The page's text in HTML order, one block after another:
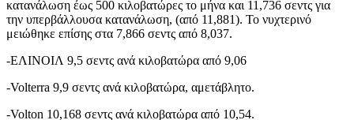
κατανάλωση έως 500 κιλοβατώρες το μήνα και 11,736 σεντς για
την υπερβάλλουσα κατανάλωση, (από 11,881). Το νυχτερινό
μειώθηκε επίσης στα 7,866 σεντς από 8,037.
-ΕΛΙΝΟΙΛ 9,5 σεντς ανά κιλοβατώρα από 9,06
-Volterra 9,9 σεντς ανά κιλοβατώρα, αμετάβλητο.
-Volton 10,168 σεντς ανά κιλοβατώρα από 10,54.